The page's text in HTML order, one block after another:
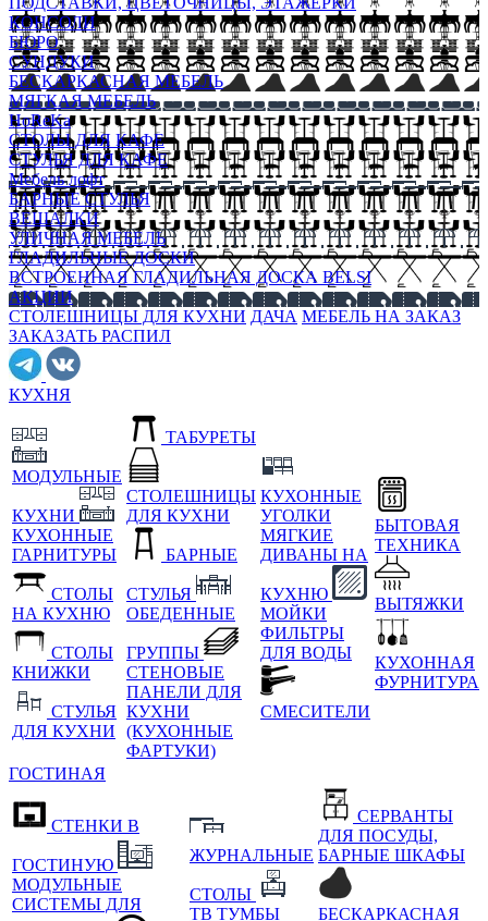
КОНСОЛИ
БЮРО
СУНДУКИ
БЕСКАРКАСНАЯ МЕБЕЛЬ
МЯГКАЯ МЕБЕЛЬ
HoReKa
СТОЛЫ ДЛЯ КАФЕ
СТУЛЬЯ ДЛЯ КАФЕ
Мебель лофт
БАРНЫЕ СТУЛЬЯ
ВЕШАЛКИ
УЛИЧНАЯ МЕБЕЛЬ
ГЛАДИЛЬНЫЕ ДОСКИ
ВСТРОЕННАЯ ГЛАДИЛЬНАЯ ДОСКА BELSI
АКЦИИ
СТОЛЕШНИЦЫ ДЛЯ КУХНИ ДАЧА МЕБЕЛЬ НА ЗАКАЗ
ЗАКАЗАТЬ РАСПИЛ
КУХНЯ
МОДУЛЬНЫЕ
КУХНИ
КУХОННЫЕ
ГАРНИТУРЫ
СТОЛЫ
НА КУХНЮ
СТОЛЫ
КНИЖКИ
СТУЛЬЯ
ДЛЯ КУХНИ
ТАБУРЕТЫ
СТОЛЕШНИЦЫ
ДЛЯ КУХНИ
БАРНЫЕ
СТУЛЬЯ
ОБЕДЕННЫЕ
ГРУППЫ
СТЕНОВЫЕ
ПАНЕЛИ ДЛЯ
КУХНИ
(КУХОННЫЕ
ФАРТУКИ)
КУХОННЫЕ
УГОЛКИ
МЯГКИЕ
ДИВАНЫ НА
КУХНЮ
МОЙКИ
ФИЛЬТРЫ
ДЛЯ ВОДЫ
СМЕСИТЕЛИ
БЫТОВАЯ
ТЕХНИКА
ВЫТЯЖКИ
КУХОННАЯ
ФУРНИТУРА
ГОСТИНАЯ
СТЕНКИ В
ГОСТИНУЮ
МОДУЛЬНЫЕ
СИСТЕМЫ ДЛЯ
ЖУРНАЛЬНЫЕ
СТОЛЫ
ТВ ТУМБЫ
СЕРВАНТЫ
ДЛЯ ПОСУДЫ,
БАРНЫЕ ШКАФЫ
БЕСКАРКАСНАЯ